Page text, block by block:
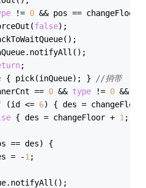
!= 0 && pos == changeFloor
Out(false) ;
ToWaitQueue() ;
All() ;
;
{ pick(inQueue); } //捎带
== 0 && type != 0 &&
(id <= 6) { des =
{ des = changeFloor + 1 ; }
== des) {
= -
1 ;
All() ;